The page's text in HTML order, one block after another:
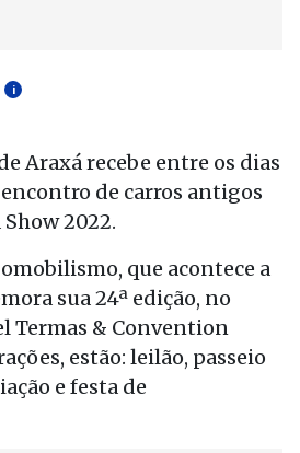
i
Araxá recebe entre os dias
encontro de carros antigos
2022.
que acontece a
sua 24ª edição, no
Termas & Convention
estão: leilão, passeio
e festa de